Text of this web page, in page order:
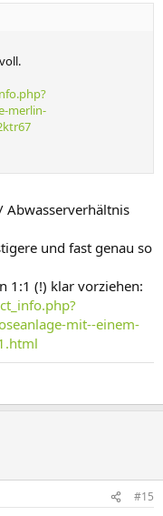
merlin-
Abwasserverhältnis
und fast genau so
1:1 (!) klar vorziehen:
mit--einem-
#15